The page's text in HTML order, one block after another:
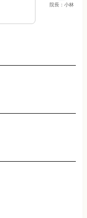
院長：小林